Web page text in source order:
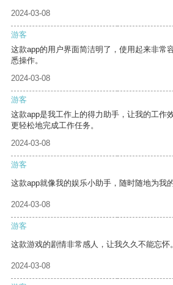
2024-03-08
游客
这款app的用户界面简洁明了，使用起来非常
悉操作。
2024-03-08
游客
这款app是我工作上的得力助手，让我的工作
更轻松地完成工作任务。
2024-03-08
游客
这款app就像我的娱乐小助手，随时随地为我
2024-03-08
游客
这款游戏的剧情非常感人，让我久久不能忘怀。
2024-03-08